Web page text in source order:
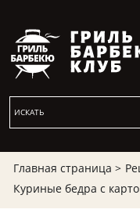
Главная страница >
Куриные бедра с